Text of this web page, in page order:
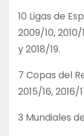
10 Ligas de
2009/10, 2010/
y 2018/19.
7 Copas del
2015/16, 2016/
3 Mundiales